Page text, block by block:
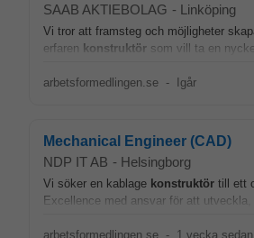
SAAB AKTIEBOLAG - Linköping
Vi tror att framsteg och möjligheter
erfaren konstruktör som vill ta en
arbetsformedlingen.se - Igår
Mechanical Engineer (CAD)
NDP IT AB - Helsingborg
Vi söker en kablage konstruktör till ett
Excellence med ansvar för att
arbetsformedlingen.se - 1 vecka sedan